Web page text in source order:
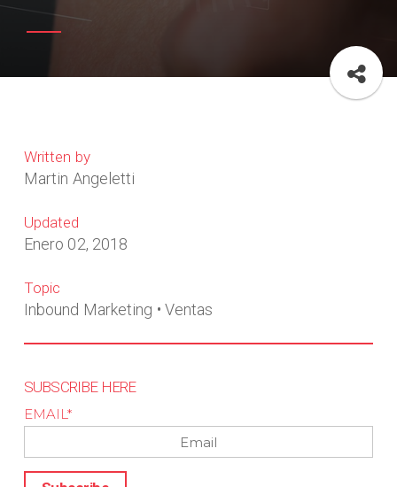
Written by
Martin Angeletti
Updated
Enero 02, 2018
Topic
Inbound Marketing • Ventas
SUBSCRIBE HERE
EMAIL*